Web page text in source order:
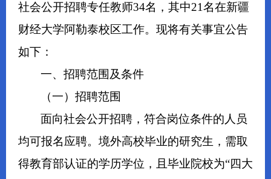
社会公开招聘专任教师34名，其中21名在新疆
财经大学阿勒泰校区工作。现将有关事宜公告
如下：
一、招聘范围及条件
（一）招聘范围
面向社会公开招聘，符合岗位条件的人员
均可报名应聘。境外高校毕业的研究生，需取
得教育部认证的学历学位，且毕业院校为“四大